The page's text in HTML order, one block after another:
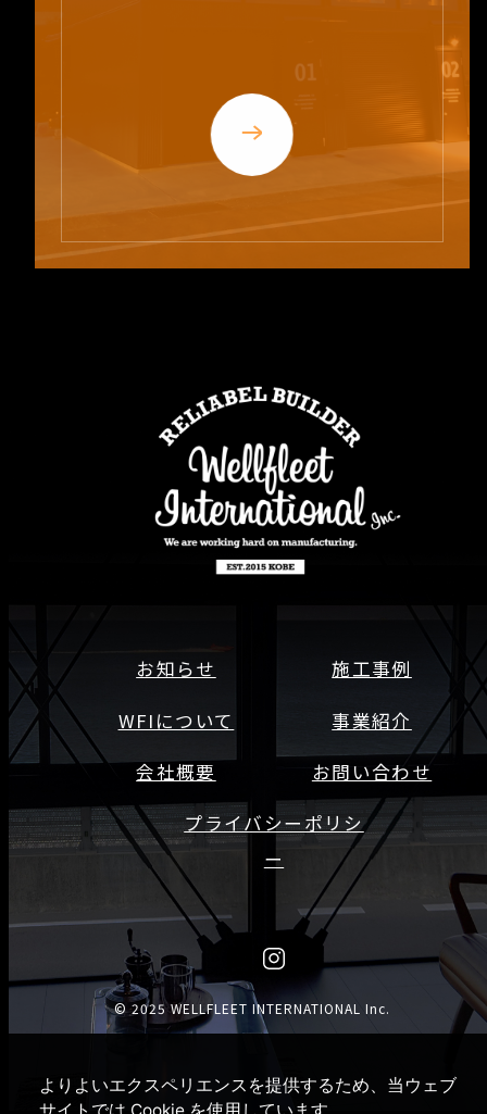
お知らせ
施工事例
WFIについて
事業紹介
会社概要
お問い合わせ
プライバシーポリシ
ー
© 2025 WELLFLEET INTERNATIONAL Inc.
よりよいエクスペリエンスを提供するため、当ウェブ